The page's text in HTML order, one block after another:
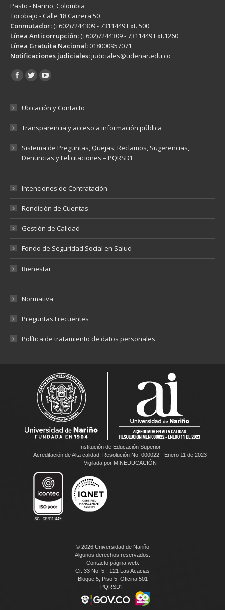
Pasto - Nariño, Colombia
Torobajo - Calle 18 Carrera 50
Conmutador: (+602)7244309 - 7311449 Ext. 500
Línea Anticorrupción: (+602)7244309 - 7311449 Ext.1260
Línea Gratuita Nacional: 018000957071
Notificaciones judiciales:judiciales@udenar.edu.co
Encuéntranos en:
Ubicación y Contacto
Transparencia y acceso a información pública
Sistema de Preguntas, Quejas, Reclamos, Sugerencias,
Denuncias y Felicitaciones – PQRSD’F
Intenciones de Contratación
Rendición de Cuentas
Gestión de Calidad
Fondo de Seguridad Social en Salud
Bienestar
Normativa
Preguntas Frecuentes
Política de tratamiento de datos personales
Institución de Educación Superior
Acreditación de Alta calidad, Resolución No. 000022 - Enero 11 de 2023
Vigilada por MINEDUCACIÓN
© 2026 Universidad de Nariño
Algunos derechos reservados.
Contacto página web:
Cr. 33 No. 5 - 121 Las Acacias
Bloque 5, Piso 5, Oficina 501
PQRSD'F